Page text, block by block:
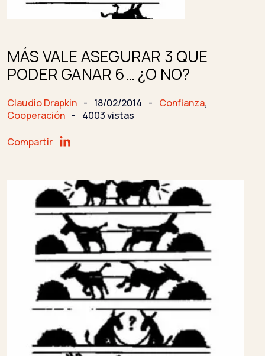
MÁS VALE ASEGURAR 3 QUE
PODER GANAR 6… ¿O NO?
Claudio Drapkin - 18/02/2014 - Confianza,
Cooperación - 4003 vistas
Compartir